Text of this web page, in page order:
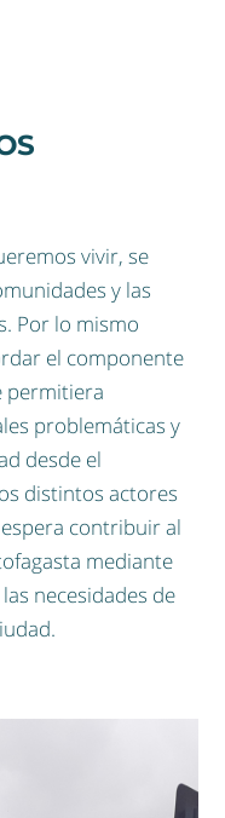
vivir, se
y las
Por lo mismo
el componente
permitiera
problemáticas y
desde el
distintos actores
contribuir al
mediante
necesidades de